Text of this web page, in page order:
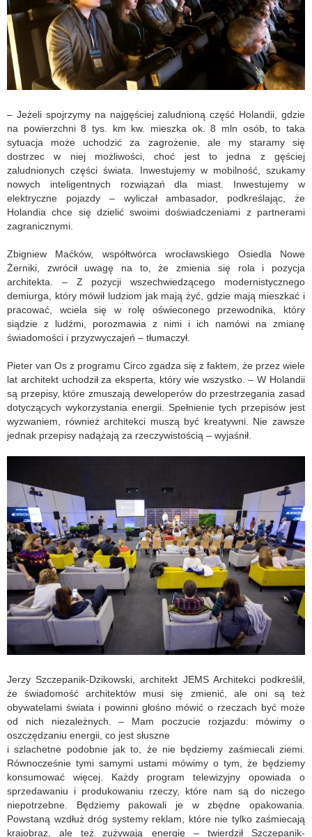
– Jeżeli spojrzymy na najgęściej zaludnioną część Holandii, gdzie
na powierzchni 8 tys. km kw. mieszka ok. 8 mln osób, to taka
sytuacja może uchodzić za zagrożenie, ale my staramy się
dostrzec w niej możliwości, choć jest to jedna z gęściej
zaludnionych części świata. Inwestujemy w mobilność, szukamy
nowych inteligentnych rozwiązań dla miast. Inwestujemy w
elektryczne pojazdy – wyliczał ambasador, podkreślając, że
Holandia chce się dzielić swoimi doświadczeniami z partnerami
zagranicznymi.
Zbigniew Maćków, współtwórca wrocławskiego Osiedla Nowe
Żerniki, zwrócił uwagę na to, że zmienia się rola i pozycja
architekta. – Z pozycji wszechwiedzącego modernistycznego
demiurga, który mówił ludziom jak mają żyć, gdzie mają mieszkać i
pracować, wciela się w rolę oświeconego przewodnika, który
siądzie z ludźmi, porozmawia z nimi i ich namówi na zmianę
świadomości i przyzwyczajeń – tłumaczył.
Pieter van Os z programu Circo zgadza się z faktem, że przez wiele
lat architekt uchodził za eksperta, który wie wszystko. – W Holandii
są przepisy, które zmuszają deweloperów do przestrzegania zasad
dotyczących wykorzystania energii. Spełnienie tych przepisów jest
wyzwaniem, również architekci muszą być kreatywni. Nie zawsze
jednak przepisy nadążają za rzeczywistością – wyjaśnił.
Jerzy Szczepanik-Dzikowski, architekt JEMS Architekci podkreślił,
że świadomość architektów musi się zmienić, ale oni są też
obywatelami świata i powinni głośno mówić o rzeczach być może
od nich niezależnych. – Mam poczucie rozjazdu: mówimy o
oszczędzaniu energii, co jest słuszne
i szlachetne podobnie jak to, że nie będziemy zaśmiecali ziemi.
Równocześnie tymi samymi ustami mówimy o tym, że będziemy
konsumować więcej. Każdy program telewizyjny opowiada o
sprzedawaniu i produkowaniu rzeczy, które nam są do niczego
niepotrzebne. Będziemy pakowali je w zbędne opakowania.
Powstaną wzdłuż dróg systemy reklam, które nie tylko zaśmiecają
krajobraz, ale też zużywają energię – twierdził Szczepanik-